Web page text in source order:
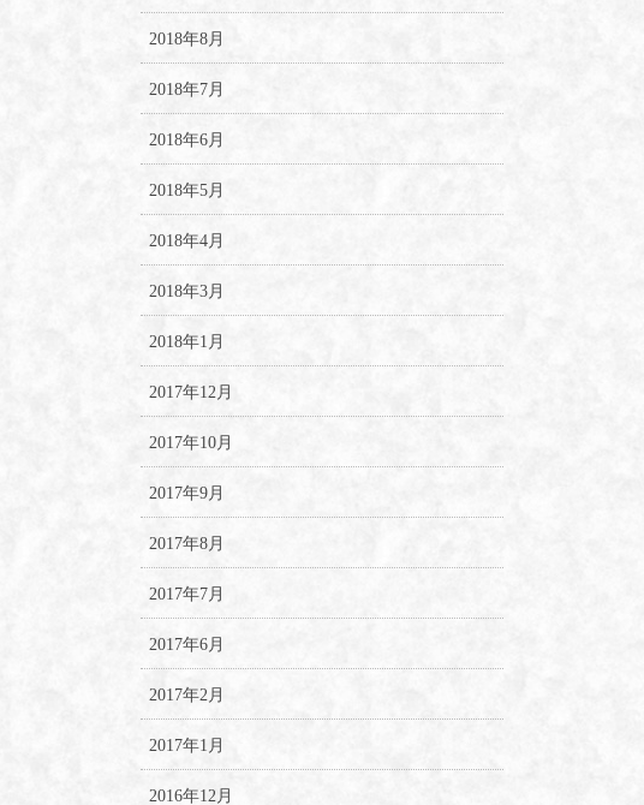
2018年8月
2018年7月
2018年6月
2018年5月
2018年4月
2018年3月
2018年1月
2017年12月
2017年10月
2017年9月
2017年8月
2017年7月
2017年6月
2017年2月
2017年1月
2016年12月